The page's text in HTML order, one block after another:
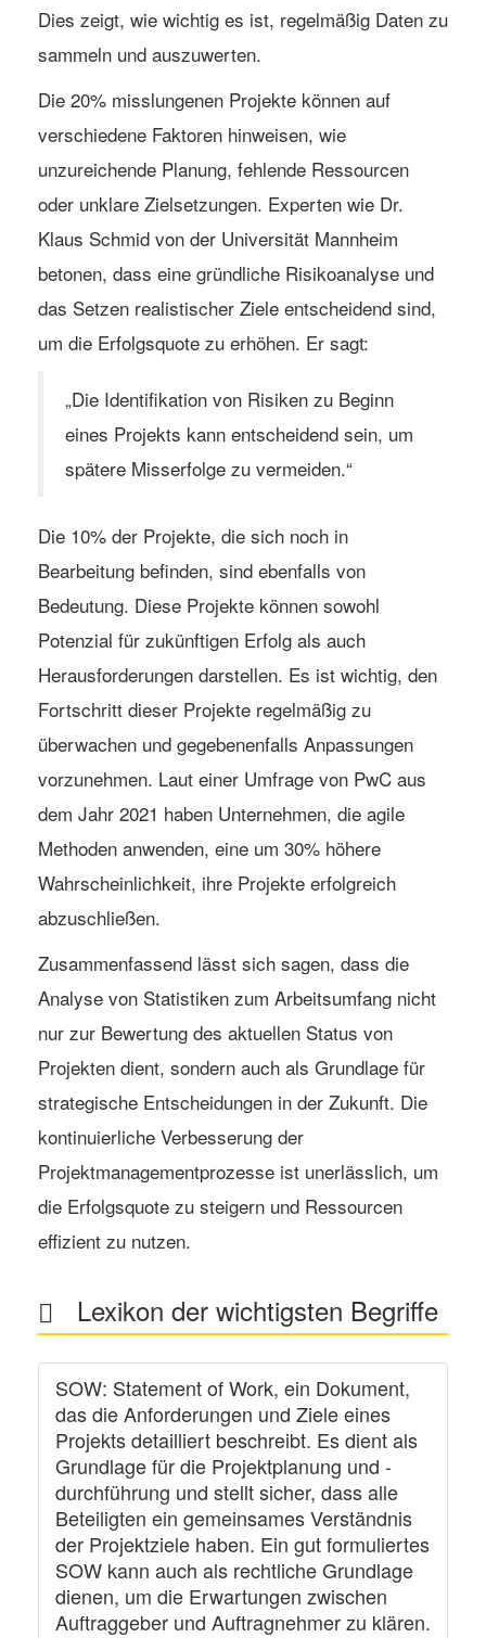
Dies zeigt, wie wichtig es ist, regelmäßig Daten zu
sammeln und auszuwerten.
Die 20% misslungenen Projekte können auf
verschiedene Faktoren hinweisen, wie
unzureichende Planung, fehlende Ressourcen
oder unklare Zielsetzungen. Experten wie Dr.
Klaus Schmid von der Universität Mannheim
betonen, dass eine gründliche Risikoanalyse und
das Setzen realistischer Ziele entscheidend sind,
um die Erfolgsquote zu erhöhen. Er sagt:
„Die Identifikation von Risiken zu Beginn
eines Projekts kann entscheidend sein, um
spätere Misserfolge zu vermeiden.“
Die 10% der Projekte, die sich noch in
Bearbeitung befinden, sind ebenfalls von
Bedeutung. Diese Projekte können sowohl
Potenzial für zukünftigen Erfolg als auch
Herausforderungen darstellen. Es ist wichtig, den
Fortschritt dieser Projekte regelmäßig zu
überwachen und gegebenenfalls Anpassungen
vorzunehmen. Laut einer Umfrage von PwC aus
dem Jahr 2021 haben Unternehmen, die agile
Methoden anwenden, eine um 30% höhere
Wahrscheinlichkeit, ihre Projekte erfolgreich
abzuschließen.
Zusammenfassend lässt sich sagen, dass die
Analyse von Statistiken zum Arbeitsumfang nicht
nur zur Bewertung des aktuellen Status von
Projekten dient, sondern auch als Grundlage für
strategische Entscheidungen in der Zukunft. Die
kontinuierliche Verbesserung der
Projektmanagementprozesse ist unerlässlich, um
die Erfolgsquote zu steigern und Ressourcen
effizient zu nutzen.
Lexikon der wichtigsten Begriffe
SOW: Statement of Work, ein Dokument,
das die Anforderungen und Ziele eines
Projekts detailliert beschreibt. Es dient als
Grundlage für die Projektplanung und -
durchführung und stellt sicher, dass alle
Beteiligten ein gemeinsames Verständnis
der Projektziele haben. Ein gut formuliertes
SOW kann auch als rechtliche Grundlage
dienen, um die Erwartungen zwischen
Auftraggeber und Auftragnehmer zu klären.